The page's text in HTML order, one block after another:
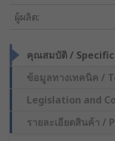
ผู้ผลิต:
คุณสมบัติ /
ข้อมูลทางเทคนิค /
Legislation and
รายละเอียดสินค้า /